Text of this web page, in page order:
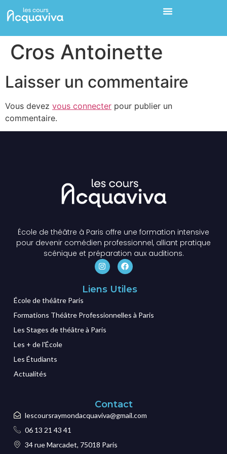
Cros Antoinette
Laisser un commentaire
Vous devez vous connecter pour publier un
commentaire.
École de théâtre à Paris offre une formation intensive
pour devenir comédien professionnel, alliant pratique
scénique et préparation aux auditions.
Liens Utiles
École de théâtre Paris
Formations Théâtre Professionnelles à Paris
Les Stages de théâtre à Paris
Les + de l'École
Les Étudiants
Actualités
Contact
lescoursraymondacquaviva@gmail.com
06 13 21 43 41
34 rue Marcadet, 75018 Paris